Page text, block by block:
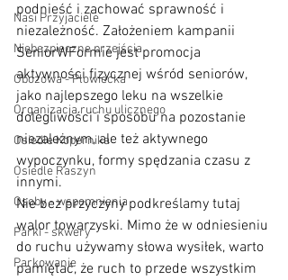
Nasi Przyjaciele
Niebezpieczne przejścia
Obozowa - Płowiecka
Organizacja ruchu ulicznego
Osiedle Kopernika
Osiedle Raszyn
Osoby - wspomnienia
Parki - skwery
Parkowanie
podnieść i zachować sprawność i
niezależność. Założeniem kampanii
SeniorWFormie jest promocja
aktywności fizycznej wśród seniorów,
jako najlepszego leku na wszelkie
dolegliwości i sposobu na pozostanie
niezależnym, ale też aktywnego
wypoczynku, formy spędzania czasu z
innymi.
Nie bez przyczyny podkreślamy tutaj
walor towarzyski. Mimo że w odniesieniu
do ruchu używamy słowa wysiłek, warto
pamiętać, że ruch to przede wszystkim